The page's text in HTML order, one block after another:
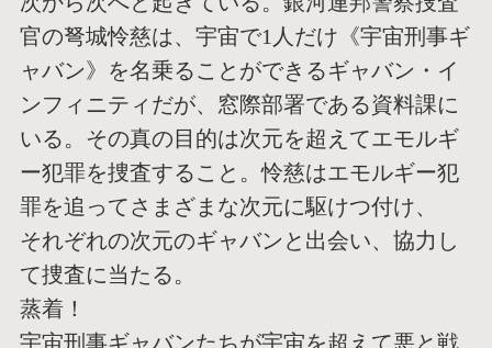
官の弩城怜慈は、宇宙で1人だけ《宇宙刑事ギ
ャバン》を名乗ることができるギャバン・イ
ンフィニティだが、窓際部署である資料課に
いる。その真の目的は次元を超えてエモルギ
ー犯罪を捜査すること。怜慈はエモルギー犯
罪を追ってさまざまな次元に駆けつ付け、
それぞれの次元のギャバンと出会い、協力し
て捜査に当たる。
蒸着！